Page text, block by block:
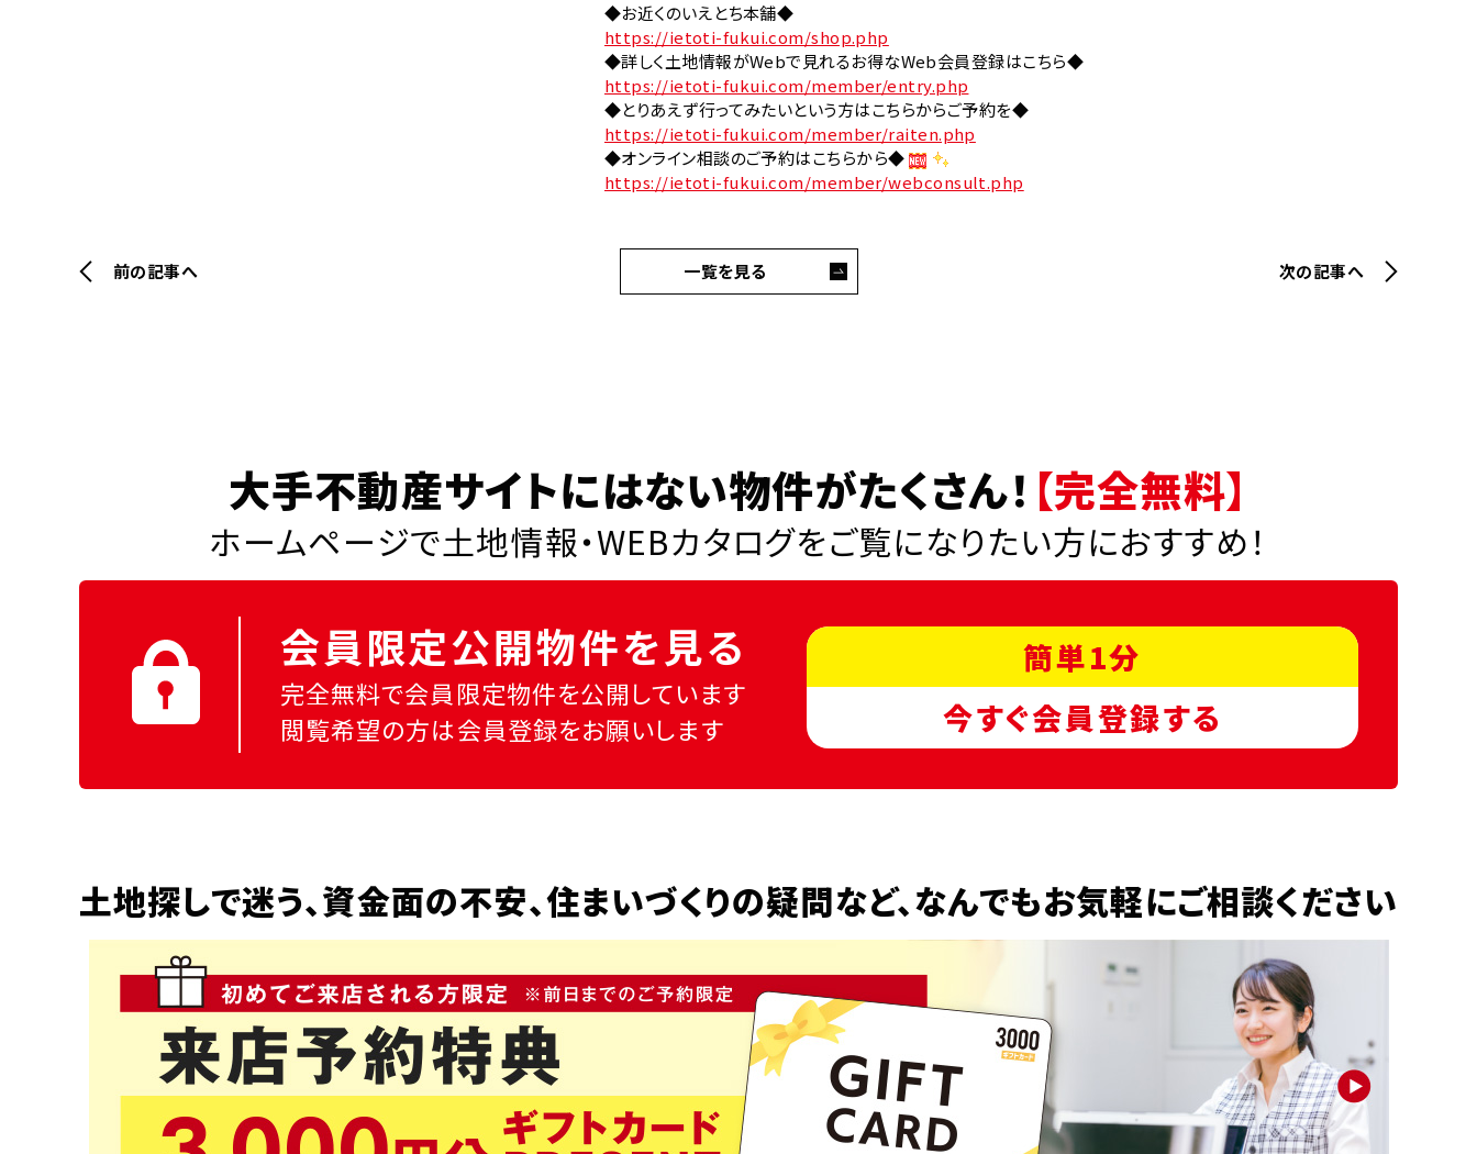
◆お近くのいえとち本舗◆
https://ietoti-fukui.com/shop.php
◆詳しく土地情報がWebで見れるお得なWeb会員登録はこちら◆
https://ietoti-fukui.com/member/entry.php
◆とりあえず行ってみたいという方はこちらからご予約を◆
https://ietoti-fukui.com/member/raiten.php
◆オンライン相談のご予約はこちらから◆
https://ietoti-fukui.com/member/webconsult.php
前の記事へ 一覧を見る 次の記事へ
大手不動産サイトにはない物件がたくさん！ 【完全無料】
ホームページで土地情報・WEBカタログをご覧になりたい方におすすめ！
会員限定公開物件を見る
完全無料で会員限定物件を公開しています
閲覧希望の方は会員登録をお願いします
簡単1分
今すぐ会員登録する
土地探しで迷う、資金面の不安、住まいづくりの疑問など、なんでもお気軽にご相談ください